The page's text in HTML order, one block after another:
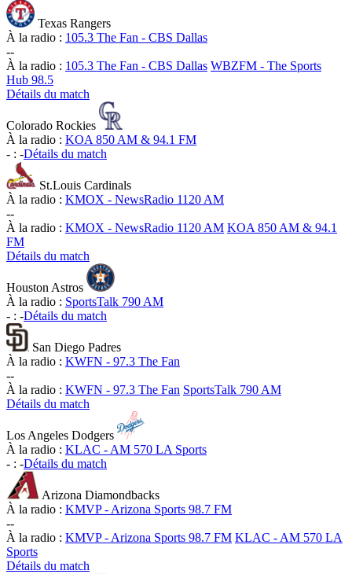
Texas Rangers
À la radio : 105.3 The Fan - CBS Dallas
--
À la radio : 105.3 The Fan - CBS Dallas WBZFM - The Sports
Hub 98.5
Détails du match
Colorado Rockies
À la radio : KOA 850 AM & 94.1 FM
- : -Détails du match
St.Louis Cardinals
À la radio : KMOX - NewsRadio 1120 AM
--
À la radio : KMOX - NewsRadio 1120 AM KOA 850 AM & 94.1
FM
Détails du match
Houston Astros
À la radio : SportsTalk 790 AM
- : -Détails du match
San Diego Padres
À la radio : KWFN - 97.3 The Fan
--
À la radio : KWFN - 97.3 The Fan SportsTalk 790 AM
Détails du match
Los Angeles Dodgers
À la radio : KLAC - AM 570 LA Sports
- : -Détails du match
Arizona Diamondbacks
À la radio : KMVP - Arizona Sports 98.7 FM
--
À la radio : KMVP - Arizona Sports 98.7 FM KLAC - AM 570 LA
Sports
Détails du match